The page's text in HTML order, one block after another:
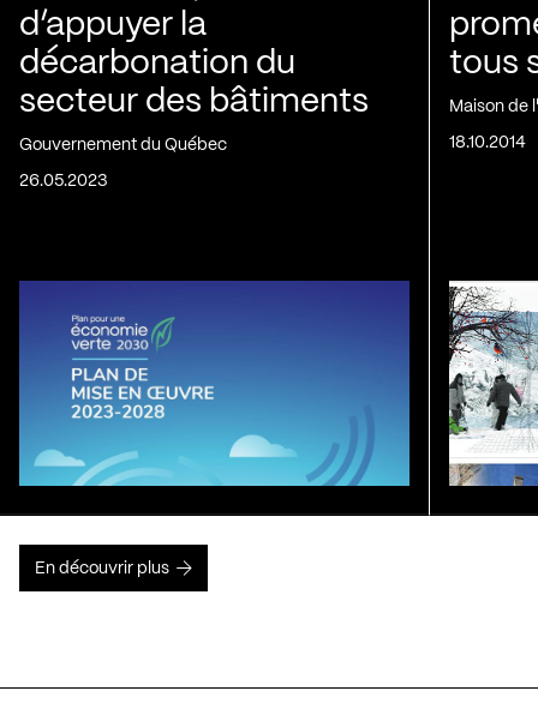
d’appuyer la
décarbonation du
secteur des bâtiments
Gouvernement du Québec
26.05.2023
tous
Maison de
18.10.2014
En découvrir plus